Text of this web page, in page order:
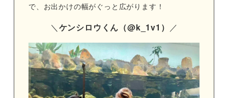
で、お出かけの幅がぐっと広がります！
＼ ケンシロウくん（@k_1v1） ／